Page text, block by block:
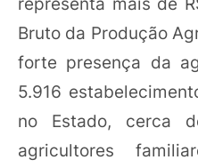
Bruto da Produção
forte presença da
5.916
no Estado, cerca
agricultores